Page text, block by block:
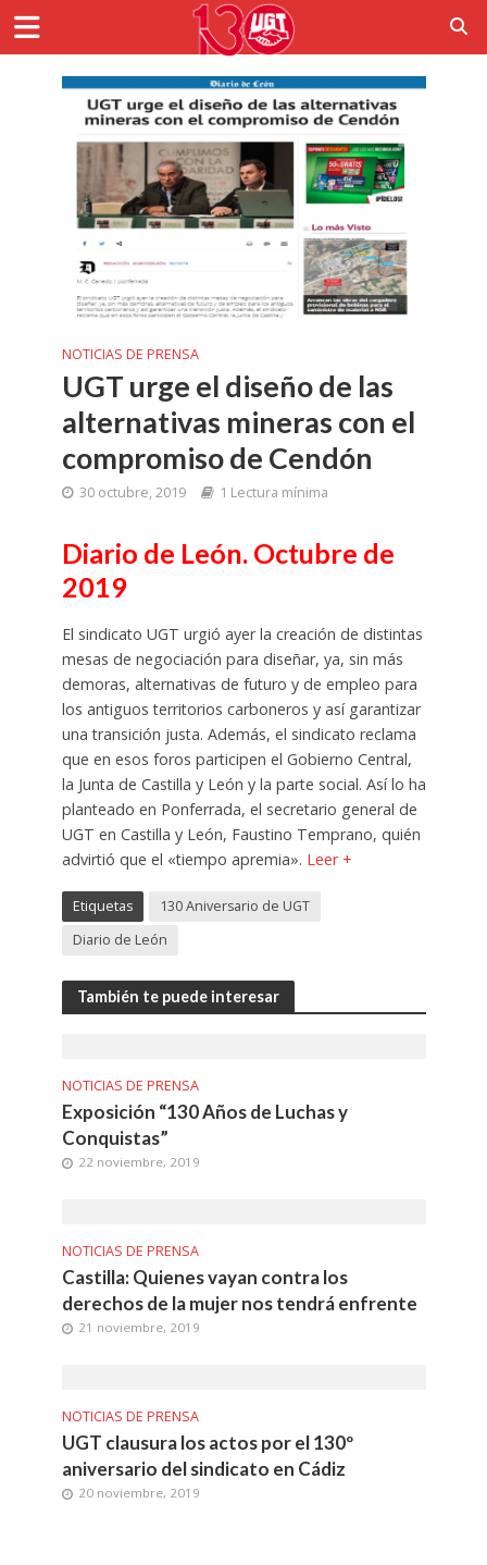
NOTICIAS DE PRENSA
UGT urge el diseño de las
alternativas mineras con el
compromiso de Cendón
30 octubre, 2019 1 Lectura mínima
Diario de León. Octubre de
2019
El sindicato UGT urgió ayer la creación de distintas
mesas de negociación para diseñar, ya, sin más
demoras, alternativas de futuro y de empleo para
los antiguos territorios carboneros y así garantizar
una transición justa. Además, el sindicato reclama
que en esos foros participen el Gobierno Central,
la Junta de Castilla y León y la parte social. Así lo ha
planteado en Ponferrada, el secretario general de
UGT en Castilla y León, Faustino Temprano, quién
advirtió que el «tiempo apremia». Leer +
Etiquetas
130 Aniversario de UGT
Diario de León
También te puede interesar
NOTICIAS DE PRENSA
Exposición “130 Años de Luchas y
Conquistas”
22 noviembre, 2019
NOTICIAS DE PRENSA
Castilla: Quienes vayan contra los
derechos de la mujer nos tendrá enfrente
21 noviembre, 2019
NOTICIAS DE PRENSA
UGT clausura los actos por el 130º
aniversario del sindicato en Cádiz
20 noviembre, 2019